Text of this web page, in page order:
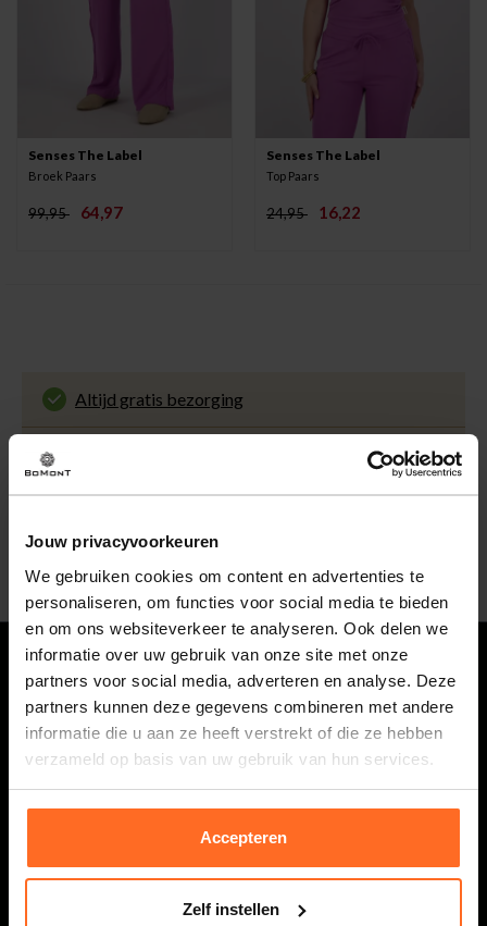
Jouw privacyvoorkeuren
We gebruiken cookies om content en advertenties te
personaliseren, om functies voor social media te bieden
en om ons websiteverkeer te analyseren. Ook delen we
informatie over uw gebruik van onze site met onze
partners voor social media, adverteren en analyse. Deze
partners kunnen deze gegevens combineren met andere
informatie die u aan ze heeft verstrekt of die ze hebben
verzameld op basis van uw gebruik van hun services.
Accepteren
Zelf instellen
Senses The Label
Broek Paars
99,95 64,97
Senses The Label
Top Paars
24,95 16,22
Altijd gratis bezorging
En binnen 1 tot 3 werkdagen door DHL
Onze klanten beoordelen ons met een 9.5 uit 10
Gemakkelijk en voordelig via de DHL Parcelshop
5% spaarbonus
met je account en ontvang 5% van het bedrag
terug in de vorm van een waardecheque.
Vragen
0118 586 400
Maandag t/m vrijdag van 08.30 tot 17.00 uur.
webshop@bomont.nl
Bomont